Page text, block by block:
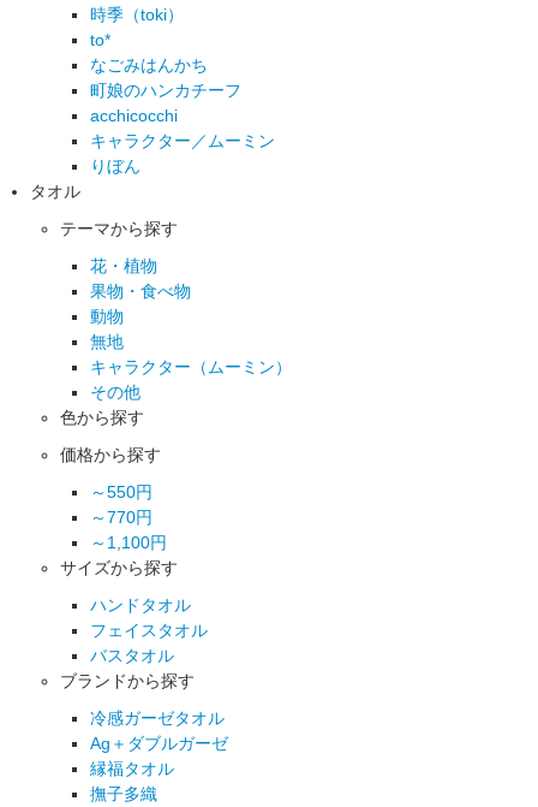
時季（toki）
to*
なごみはんかち
町娘のハンカチーフ
acchicocchi
キャラクター／ムーミン
りぼん
タオル
テーマから探す
花・植物
果物・食べ物
動物
無地
キャラクター（ムーミン）
その他
色から探す
価格から探す
～550円
～770円
～1,100円
サイズから探す
ハンドタオル
フェイスタオル
バスタオル
ブランドから探す
冷感ガーゼタオル
Ag＋ダブルガーゼ
縁福タオル
撫子多織